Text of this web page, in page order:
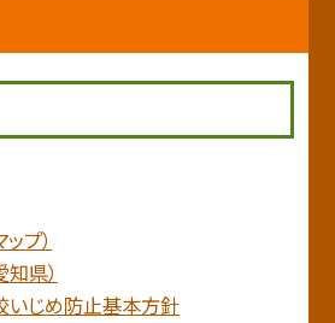
プ）
県）
じめ防止基本方針